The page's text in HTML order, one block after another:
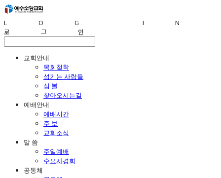
LOG IN
로그인
교회안내
목회철학
섬기는 사람들
심 볼
찾아오시는길
예배안내
예배시간
주 보
교회소식
말 씀
주일예배
수요사경회
공동체